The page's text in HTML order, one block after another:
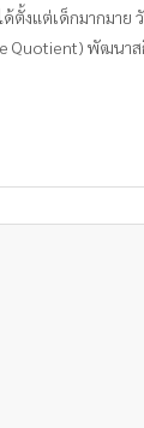
ตั้งแต่เด็กมากมาย
Quotient) พัฒนา